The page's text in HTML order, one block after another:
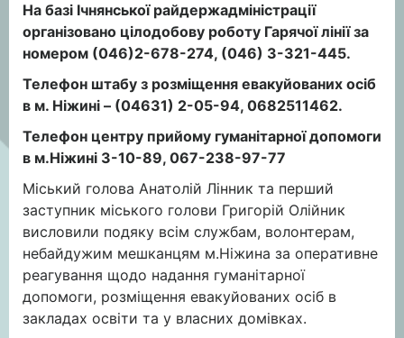
На базі Ічнянської райдержадміністрації
організовано цілодобову роботу Гарячої лінії за
номером (046)2-678-274, (046) 3-321-445.
Телефон штабу з розміщення евакуйованих осіб
в м. Ніжині – (04631) 2-05-94, 0682511462.
Телефон центру прийому гуманітарної допомоги
в м.Ніжині 3-10-89, 067-238-97-77
Міський голова Анатолій Лінник та перший
заступник міського голови Григорій Олійник
висловили подяку всім службам, волонтерам,
небайдужим мешканцям м.Ніжина за оперативне
реагування щодо надання гуманітарної
допомоги, розміщення евакуйованих осіб в
закладах освіти та у власних домівках.